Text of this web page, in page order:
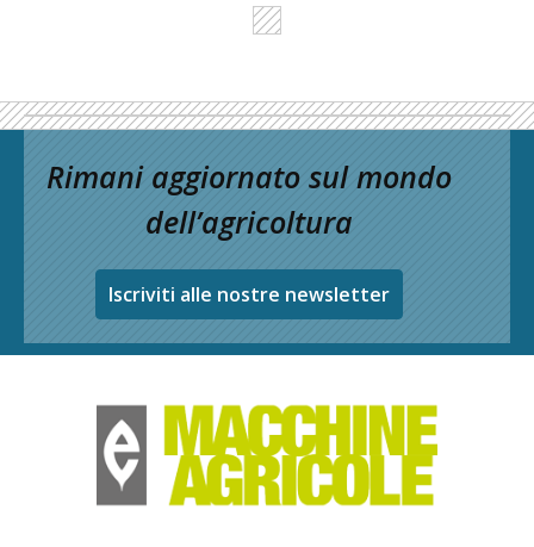
Rimani aggiornato sul mondo
dell’agricoltura
Iscriviti alle nostre newsletter